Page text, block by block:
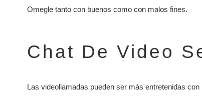
Omegle tanto con buenos como con malos fines.
Chat De Video
Las videollamadas pueden ser más entretenidas